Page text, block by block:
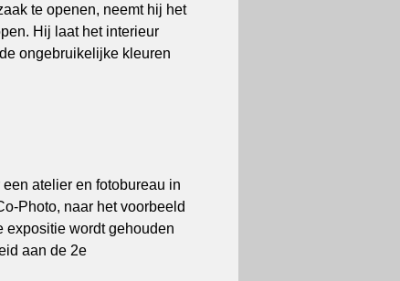
te openen, neemt hij het
Hij laat het interieur
ongebruikelijke kleuren
atelier en fotobureau in
Photo, naar het voorbeeld
expositie wordt gehouden
aan de 2e